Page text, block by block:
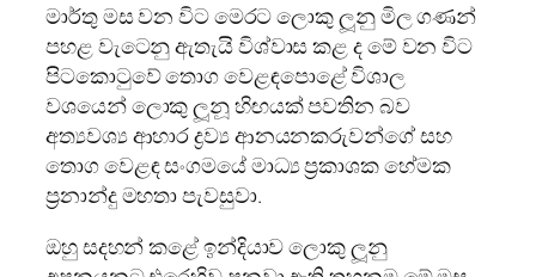
මාර්තු මස වන විට මෙරට ලොකු ලූනු මිල ගණන්
පහළ වැටෙනු ඇතැයි විශ්වාස කළ ද මේ වන විට
පිටකොටුවේ තොග වෙළඳපොළේ විශාල
වශයෙන් ලොකු ලූනූ හිඟයක් පවතින බව
අත්‍යවශ්‍ය ආහාර ද්‍රව්‍ය ආනයනකරුවන්ගේ සහ
තොග වෙළඳ සංගමයේ මාධ්‍ය ප්‍රකාශක හේමක
ප්‍රනාන්දු මහතා පැවසුවා.
ඔහු සදහන් කළේ ඉන්දියාව ලොකු ලූනු